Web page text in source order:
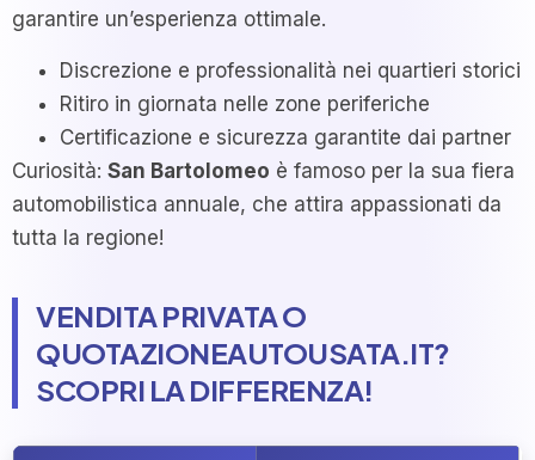
garantire un’esperienza ottimale.
Discrezione e professionalità nei quartieri storici
Ritiro in giornata nelle zone periferiche
Certificazione e sicurezza garantite dai partner
Curiosità: San Bartolomeo è famoso per la sua fiera
automobilistica annuale, che attira appassionati da
tutta la regione!
VENDITA PRIVATA O
QUOTAZIONEAUTOUSATA.IT?
SCOPRI LA DIFFERENZA!